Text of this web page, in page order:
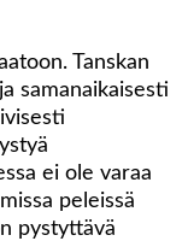
Tanskan
samanaikaisesti
ei ole varaa
peleissä
pystyttävä